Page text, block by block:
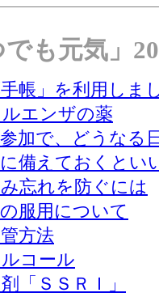
も元気」
手帳」を利用しま
エンザの薬
加で、どうなる
備えておくとい
忘れを防ぐには
服用について
方法
コール
「ＳＳＲＩ」